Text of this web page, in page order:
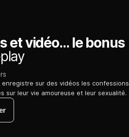
et vidéo... le bonus
enregistre sur des vidéos les confessions
sur leur vie amoureuse et leur sexualité.